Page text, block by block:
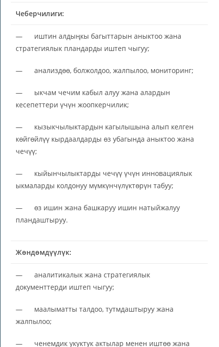
Чеберчилиги:
— иштин алдыңкы багыттарын аныктоо жана
стратегиялык пландарды иштеп чыгуу;
— анализдөө, болжолдоо, жалпылоо, мониторинг;
— ыкчам чечим кабыл алуу жана алардын
кесепеттери үчүн жоопкерчилик;
— кызыкчылыктардын кагылышына алып келген
көйгөйлүү кырдаалдарды өз убагында аныктоо жана
чечүү;
— кыйынчылыктарды чечүү үчүн инновациялык
ыкмаларды колдонуу мүмкүнчүлүктөрүн табуу;
— өз ишин жана башкаруу ишин натыйжалуу
пландаштыруу.
Жөндөмдүүлүк:
— аналитикалык жана стратегиялык
документтерди иштеп чыгуу;
— маалыматты талдоо, тутмдаштыруу жана
жалпылоо;
— ченемдик укуктук актылар менен иштөө жана